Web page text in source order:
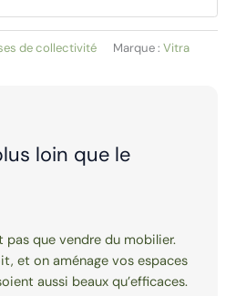
de collectivité Marque : Vitra
loin que le
pas que vendre du mobilier.
et on aménage vos espaces
aussi beaux qu’efficaces.